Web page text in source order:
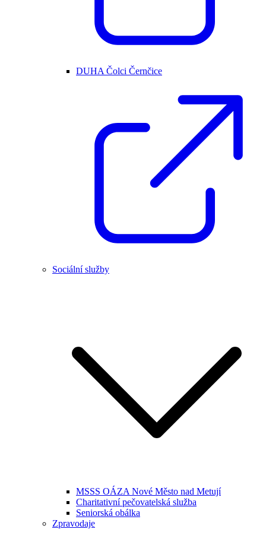
DUHA Čolci Černčice
Sociální služby
MSSS OÁZA Nové Město nad Metují
Charitativní pečovatelská služba
Seniorská obálka
Zpravodaje